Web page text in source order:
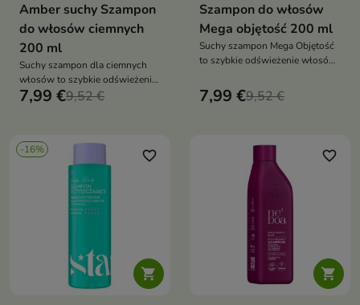
Amber suchy Szampon
do włosów ciemnych
200 ml
Suchy szampon dla ciemnych
włosów to szybkie odświeżenie
i objętość bez użycia wody, które
7,99 €9,52 €
Szampon do włosów
Mega objętość 200 ml
Suchy szampon Mega Objętość
to szybkie odświeżenie włosów,
objętości i lekkości bez użycia
wody
7,99 €9,52 €
-16%

favorite_border

favorite_border